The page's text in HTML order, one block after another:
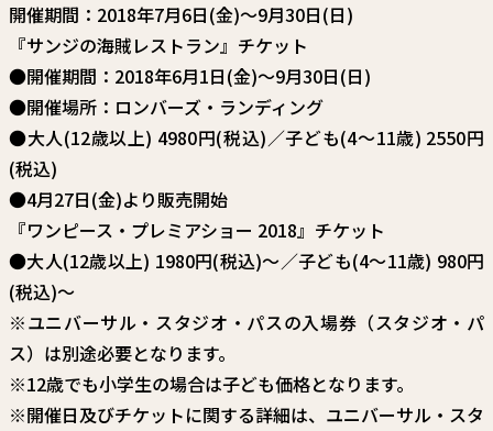
開催期間：2018年7月6日(金)～9月30日(日)
『サンジの海賊レストラン』チケット
●開催期間：2018年6月1日(金)～9月30日(日)
●開催場所：ロンバーズ・ランディング
●大人(12歳以上) 4980円(税込)／子ども(4～11歳) 2550円
(税込)
●4月27日(金)より販売開始
『ワンピース・プレミアショー 2018』チケット
●大人(12歳以上) 1980円(税込)～／子ども(4～11歳) 980円
(税込)～
※ユニバーサル・スタジオ・パスの入場券（スタジオ・パ
ス）は別途必要となります。
※12歳でも小学生の場合は子ども価格となります。
※開催日及びチケットに関する詳細は、 ユニバーサル・スタ